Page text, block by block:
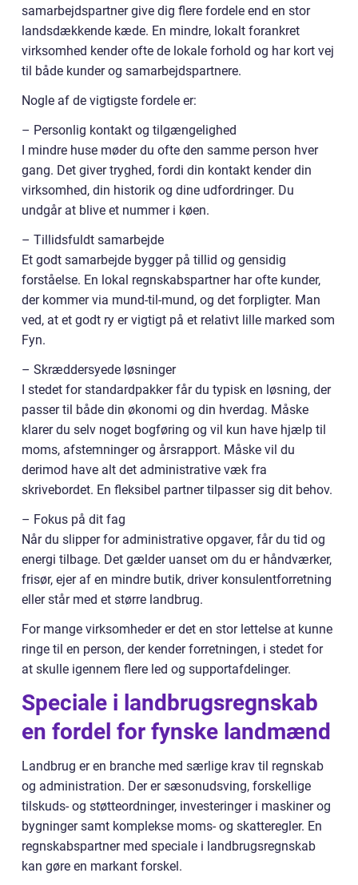
samarbejdspartner give dig flere fordele end en stor
landsdækkende kæde. En mindre, lokalt forankret
virksomhed kender ofte de lokale forhold og har kort vej
til både kunder og samarbejdspartnere.
Nogle af de vigtigste fordele er:
– Personlig kontakt og tilgængelighed
I mindre huse møder du ofte den samme person hver
gang. Det giver tryghed, fordi din kontakt kender din
virksomhed, din historik og dine udfordringer. Du
undgår at blive et nummer i køen.
– Tillidsfuldt samarbejde
Et godt samarbejde bygger på tillid og gensidig
forståelse. En lokal regnskabspartner har ofte kunder,
der kommer via mund-til-mund, og det forpligter. Man
ved, at et godt ry er vigtigt på et relativt lille marked som
Fyn.
– Skræddersyede løsninger
I stedet for standardpakker får du typisk en løsning, der
passer til både din økonomi og din hverdag. Måske
klarer du selv noget bogføring og vil kun have hjælp til
moms, afstemninger og årsrapport. Måske vil du
derimod have alt det administrative væk fra
skrivebordet. En fleksibel partner tilpasser sig dit behov.
– Fokus på dit fag
Når du slipper for administrative opgaver, får du tid og
energi tilbage. Det gælder uanset om du er håndværker,
frisør, ejer af en mindre butik, driver konsulentforretning
eller står med et større landbrug.
For mange virksomheder er det en stor lettelse at kunne
ringe til en person, der kender forretningen, i stedet for
at skulle igennem flere led og supportafdelinger.
Speciale i landbrugsregnskab
en fordel for fynske landmænd
Landbrug er en branche med særlige krav til regnskab
og administration. Der er sæsonudsving, forskellige
tilskuds- og støtteordninger, investeringer i maskiner og
bygninger samt komplekse moms- og skatteregler. En
regnskabspartner med speciale i landbrugsregnskab
kan gøre en markant forskel.